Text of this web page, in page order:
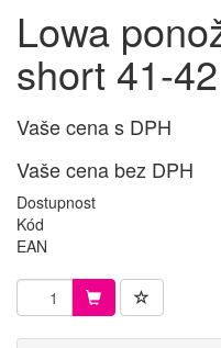
Lowa
short 41-
Vaše cena s DPH
Vaše cena bez DPH
Dostupnost
Kód
EAN